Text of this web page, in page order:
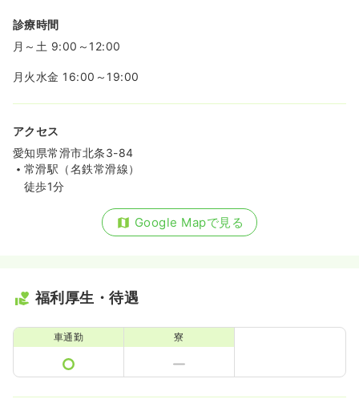
診療時間
月～土 9:00～12:00
月火水金 16:00～19:00
アクセス
愛知県常滑市北条3-84
常滑駅（名鉄常滑線）
徒歩1分
Google Mapで見る
福利厚生・待遇
車通勤 寮